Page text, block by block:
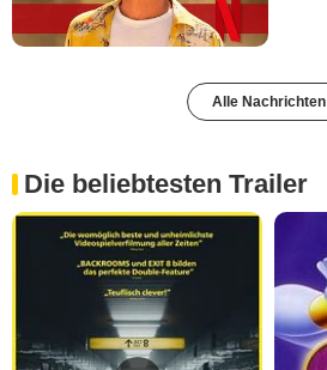
Alle Nachrichten
Die beliebtesten Trailer